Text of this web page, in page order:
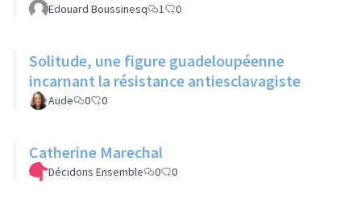
Edouard Boussinesq 1 0
Solitude, une figure guadeloupéenne
incarnant la résistance antiesclavagiste
Aude 0 0
Catherine Marechal
Décidons Ensemble 0 0